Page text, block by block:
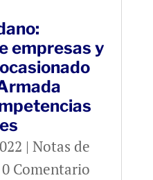
empresas y
| Notas de
0 Comentario